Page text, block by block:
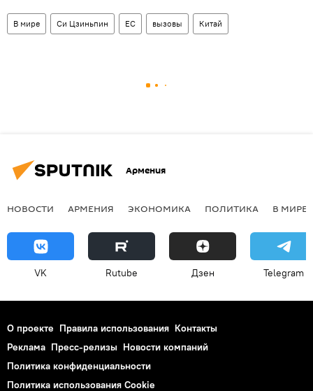
В мире Си Цзиньпин ЕС вызовы Китай
Армения
НОВОСТИ АРМЕНИЯ ЭКОНОМИКА ПОЛИТИКА В МИРЕ
VK Rutube Дзен Telegram
О проекте Правила использования Контакты
Реклама Пресс-релизы Новости компаний
Политика конфиденциальности
Политика использования Cookie